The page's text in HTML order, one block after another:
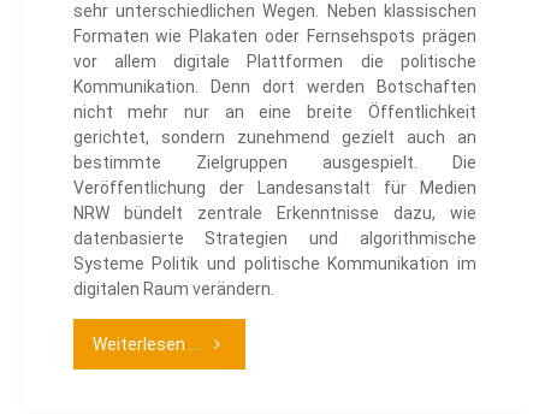
sehr unterschiedlichen Wegen. Neben klassischen
Formaten wie Plakaten oder Fernsehspots prägen
vor allem digitale Plattformen die politische
Kommunikation. Denn dort werden Botschaften
nicht mehr nur an eine breite Öffentlichkeit
gerichtet, sondern zunehmend gezielt auch an
bestimmte Zielgruppen ausgespielt. Die
Veröffentlichung der Landesanstalt für Medien
NRW bündelt zentrale Erkenntnisse dazu, wie
datenbasierte Strategien und algorithmische
Systeme Politik und politische Kommunikation im
digitalen Raum verändern.
Weiterlesen ... "Personalisierte